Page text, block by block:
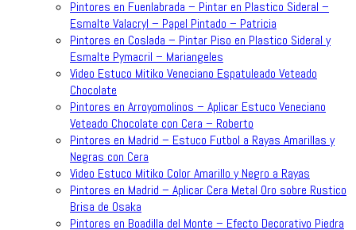
Pintores en Fuenlabrada – Pintar en Plastico Sideral –
Esmalte Valacryl – Papel Pintado – Patricia
Pintores en Coslada – Pintar Piso en Plastico Sideral y
Esmalte Pymacril – Mariangeles
Video Estuco Mitiko Veneciano Espatuleado Veteado
Chocolate
Pintores en Arroyomolinos – Aplicar Estuco Veneciano
Veteado Chocolate con Cera – Roberto
Pintores en Madrid – Estuco Futbol a Rayas Amarillas y
Negras con Cera
Video Estuco Mitiko Color Amarillo y Negro a Rayas
Pintores en Madrid – Aplicar Cera Metal Oro sobre Rustico
Brisa de Osaka
Pintores en Boadilla del Monte – Efecto Decorativo Piedra